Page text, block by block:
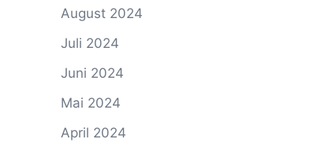
August 2024
Juli 2024
Juni 2024
Mai 2024
April 2024